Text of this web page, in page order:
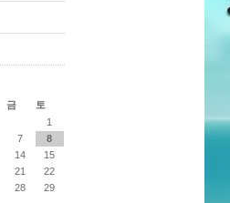
금
토
1
7
8
14
15
21
22
28
29